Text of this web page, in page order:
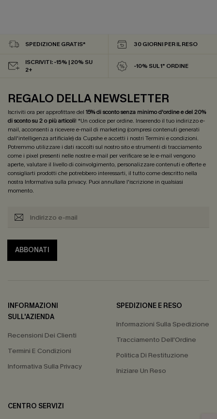
SPEDIZIONE GRATIS* 30 GIORNI PER IL RESO
ISCRIVITI: -15% | 20% SU
2+
-10% SUL 1° ORDINE
REGALO DELLA NEWSLETTER
Iscriviti ora per approfittare del 15% di sconto senza minimo d'ordine e del 20%
di sconto su 2 o più articoli! *Un codice per ordine. Inserendo il tuo indirizzo e-
mail, acconsenti a ricevere e-mail di marketing (compresi contenuti generati
dall'intelligenza artificiale) da Cupshe e accetti i nostri Termini e condizioni.
Potremmo utilizzare i dati raccolti sul nostro sito e strumenti di tracciamento
come i pixel presenti nelle nostre e-mail per verificare se le e-mail vengono
aperte, valutare il livello di coinvolgimento, personalizzare contenuti e offerte e
consigliarti prodotti che potrebbero interessarti, il tutto come descritto nella
nostra Informativa sulla privacy. Puoi annullare l'iscrizione in qualsiasi
momento.
ABBONATI
INFORMAZIONI
SULL'AZIENDA
Recensioni Dei Clienti
Termini E Condizioni
Informativa Sulla Privacy
SPEDIZIONE E RESO
Informazioni Sulla Spedizione
Tracciamento Dell'Ordine
Politica Di Restituzione
Iniziare Un Reso
CENTRO SERVIZI